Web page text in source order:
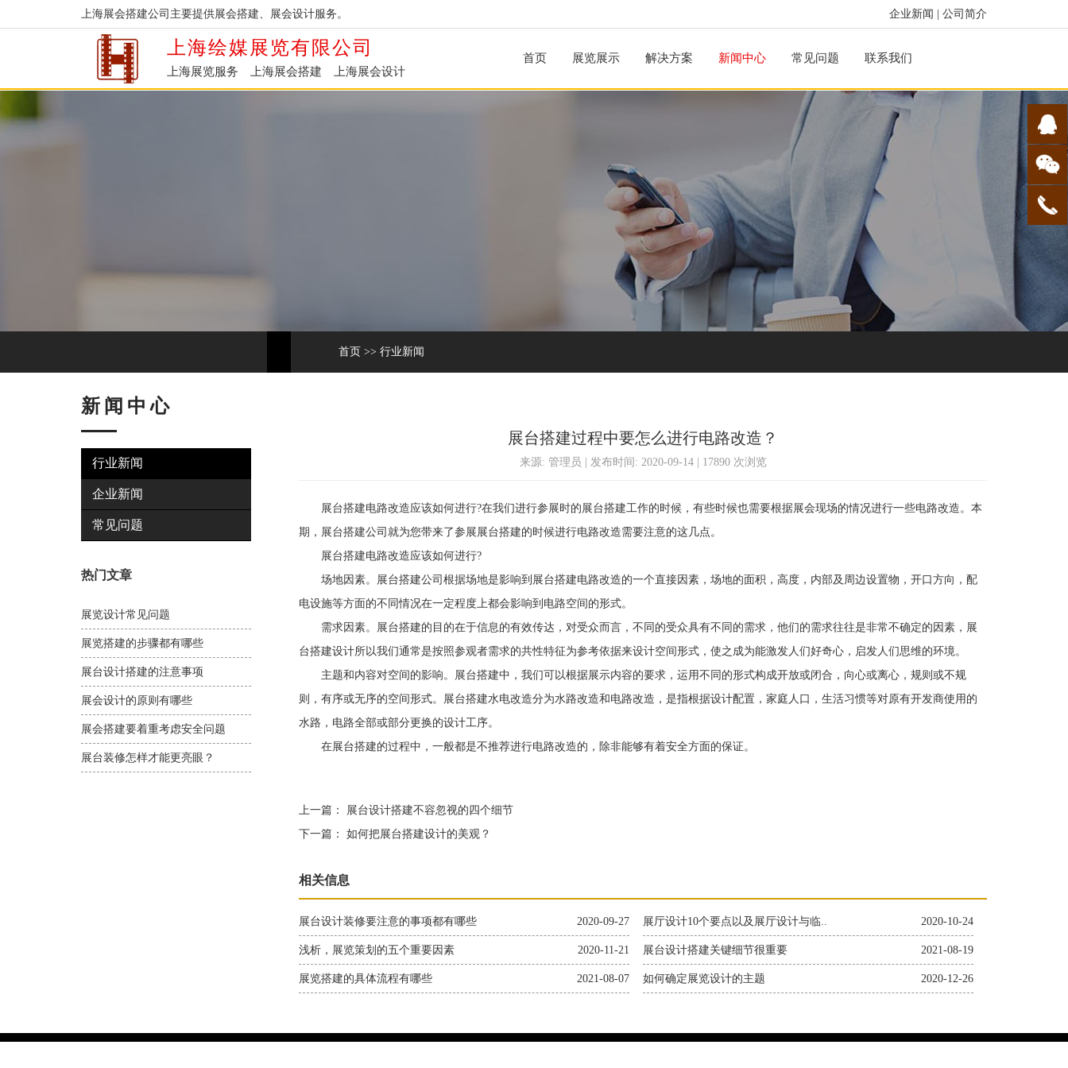
企业新闻 公司简介
上海展会搭建公司主要提供展会搭建、展会设计服务。
上海绘媒展览有限公司
上海展览服务 上海展会搭建 上海展会设计
首页 展览展示 解决方案 新闻中心 常见问题 联系我们
首页 >> 行业新闻
新闻中心
行业新闻
企业新闻
常见问题
热门文章
展览设计常见问题
展览搭建的步骤都有哪些
展台设计搭建的注意事项
展会设计的原则有哪些
展会搭建要着重考虑安全问题
展台装修怎样才能更亮眼？
展台搭建过程中要怎么进行电路改造？
来源: 管理员 | 发布时间: 2020-09-14 | 17890 次浏览
展台搭建电路改造应该如何进行?在我们进行参展时的展台搭建工作的时候，有些时候也需要根据展会现场的情况进行一些电路改造。本
期，展台搭建公司就为您带来了参展展台搭建的时候进行电路改造需要注意的这几点。
展台搭建电路改造应该如何进行?
场地因素。展台搭建公司根据场地是影响到展台搭建电路改造的一个直接因素，场地的面积，高度，内部及周边设置物，开口方向，配
电设施等方面的不同情况在一定程度上都会影响到电路空间的形式。
需求因素。展台搭建的目的在于信息的有效传达，对受众而言，不同的受众具有不同的需求，他们的需求往往是非常不确定的因素，展
台搭建设计所以我们通常是按照参观者需求的共性特征为参考依据来设计空间形式，使之成为能激发人们好奇心，启发人们思维的环境。
主题和内容对空间的影响。展台搭建中，我们可以根据展示内容的要求，运用不同的形式构成开放或闭合，向心或离心，规则或不规
则，有序或无序的空间形式。展台搭建水电改造分为水路改造和电路改造，是指根据设计配置，家庭人口，生活习惯等对原有开发商使用的
水路，电路全部或部分更换的设计工序。
在展台搭建的过程中，一般都是不推荐进行电路改造的，除非能够有着安全方面的保证。
上一篇：
展台设计搭建不容忽视的四个细节
下一篇：
如何把展台搭建设计的美观？
相关信息
2020-09-27
展台设计装修要注意的事项都有哪些 2020-10-24
展厅设计10个要点以及展厅设计与临..
2020-11-21
浅析，展览策划的五个重要因素 2021-08-19
展台设计搭建关键细节很重要
2021-08-07
展览搭建的具体流程有哪些 2020-12-26
如何确定展览设计的主题